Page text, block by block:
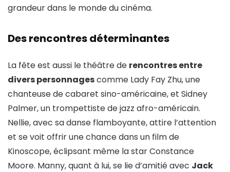
grandeur dans le monde du cinéma.
Des rencontres déterminantes
La fête est aussi le théâtre de rencontres entre
divers personnagescomme Lady Fay Zhu, une
chanteuse de cabaret sino-américaine, et Sidney
Palmer, un trompettiste de jazz afro-américain.
Nellie, avec sa danse flamboyante, attire l’attention
et se voit offrir une chance dans un film de
Kinoscope, éclipsant même la star Constance
Moore. Manny, quant à lui, se lie d’amitié avec Jack